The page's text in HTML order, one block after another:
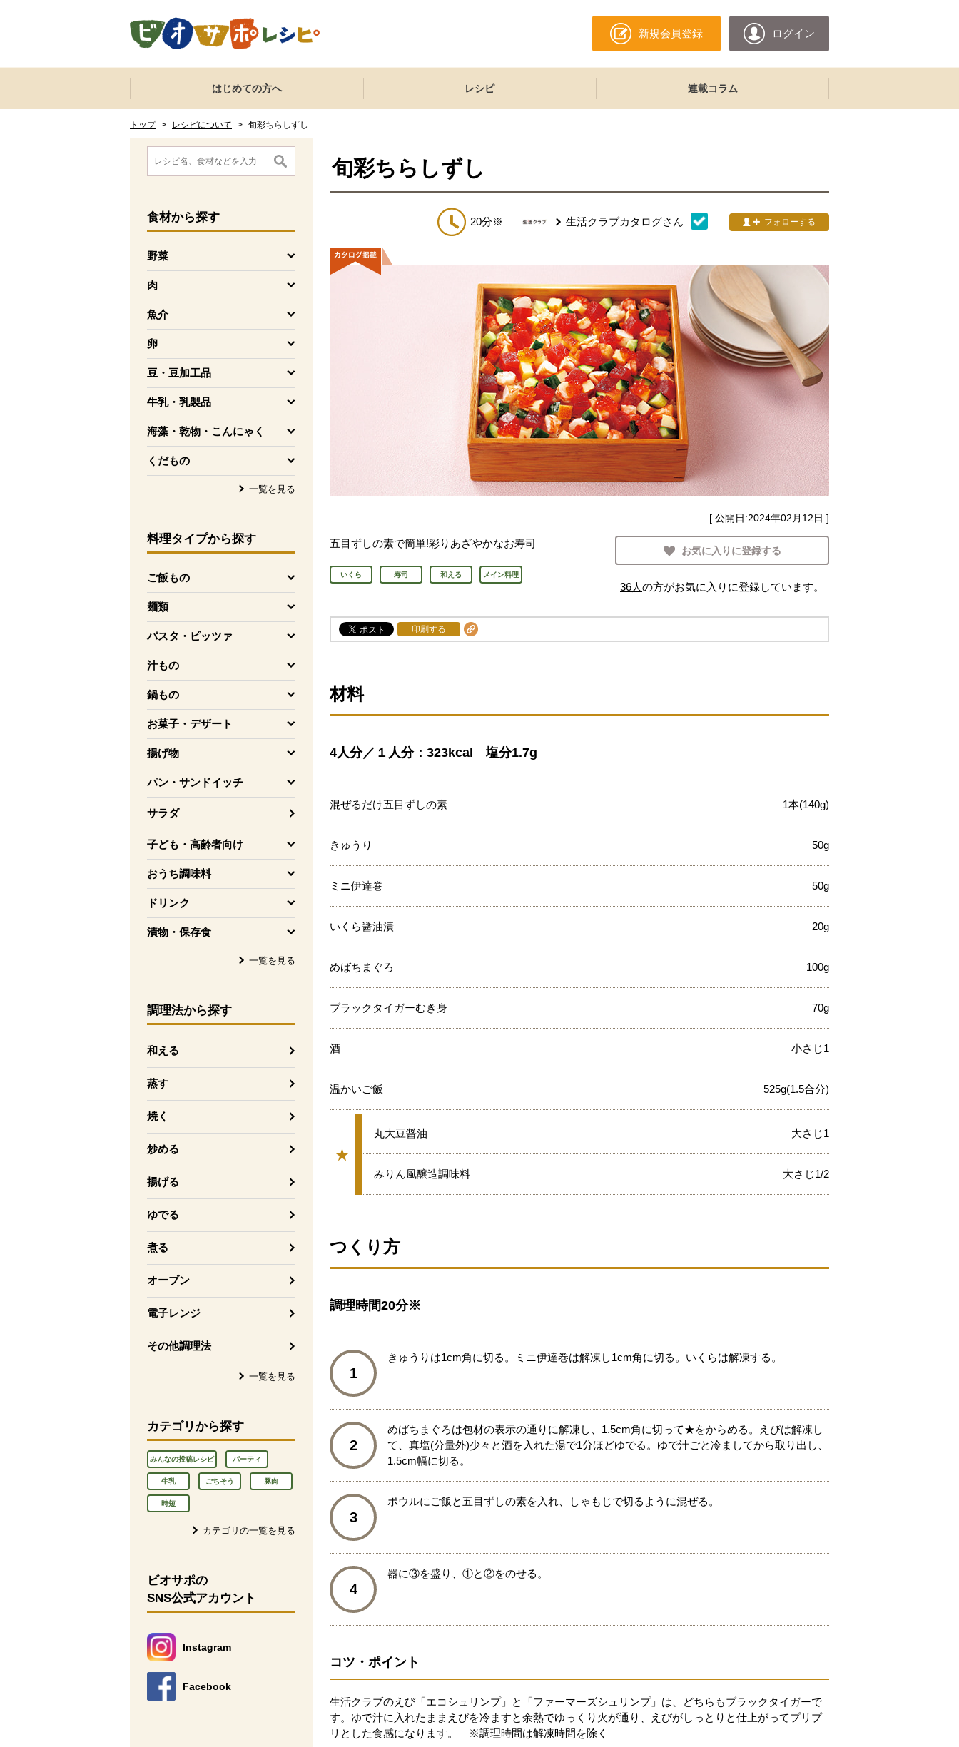
新規会員登録 ログイン
ここからサイト内共通メニューです。
サイト内共通メニューをスキップする
はじめての方へ レシピ 連載コラム
トップ > レシピについて > 旬彩ちらしずし
ここから消費材検索メニューです。
食材から探す
野菜
を開く
肉
を開く
魚介
を開く
卵
を開く
豆・豆加工品
を開く
牛乳・乳製品
を開く
海藻・乾物・こんにゃく
を開く
くだもの
を開く
一覧を見る
料理タイプから探す
ご飯もの
を開く
麺類
を開く
パスタ・ピッツァ
を開く
汁もの
を開く
鍋もの
を開く
お菓子・デザート
を開く
揚げ物
を開く
パン・サンドイッチ
を開く
サラダ
子ども・高齢者向け
を開く
おうち調味料
を開く
ドリンク
を開く
漬物・保存食
を開く
一覧を見る
調理法から探す
和える
蒸す
焼く
炒める
揚げる
ゆでる
煮る
オーブン
電子レンジ
その他調理法
一覧を見る
カテゴリから探す
みんなの投稿レシピ パーティ
牛乳 ごちそう 豚肉
時短
カテゴリの一覧を見る
消費材検索メニューここまで。
ここから本文です。
ビオサポの
SNS公式アカウント
Instagram
別のウィンドウで開きます。
Facebook
別のウィンドウで開きます。
旬彩ちらしずし
20分※ 生活クラブカタログさん フォローする
[ 公開日:2024年02月12日 ]
五目ずしの素で簡単!彩りあざやかなお寿司
いくら 寿司 和える メイン料理
お気に入りに登録する
36人の方がお気に入りに登録しています。
印刷する
材料
4人分／１人分：323kcal 塩分1.7g
混ぜるだけ五目ずしの素 1本(140g)
きゅうり 50g
ミニ伊達巻 50g
いくら醤油漬 20g
めばちまぐろ 100g
ブラックタイガーむき身 70g
酒 小さじ1
温かいご飯 525g(1.5合分)
★
グループ
★
丸大豆醤油 大さじ1
★
みりん風醸造調味料 大さじ1/2
つくり方
調理時間20分※
1
きゅうりは1cm角に切る。ミニ伊達巻は解凍し1cm角に切る。いくらは解凍する。
2
めばちまぐろは包材の表示の通りに解凍し、1.5cm角に切って★をからめる。えびは解凍し
て、真塩(分量外)少々と酒を入れた湯で1分ほどゆでる。ゆで汁ごと冷ましてから取り出し、
1.5cm幅に切る。
3
ボウルにご飯と五目ずしの素を入れ、しゃもじで切るように混ぜる。
4
器に③を盛り、①と②をのせる。
コツ・ポイント
生活クラブのえび「エコシュリンプ」と「ファーマーズシュリンプ」は、どちらもブラックタイガーで
す。ゆで汁に入れたままえびを冷ますと余熱でゆっくり火が通り、えびがしっとりと仕上がってプリプ
リとした食感になります。 ※調理時間は解凍時間を除く